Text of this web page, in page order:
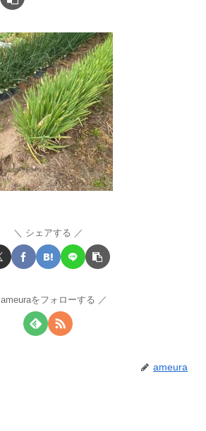
シェアする
ameuraをフォローする
ameura